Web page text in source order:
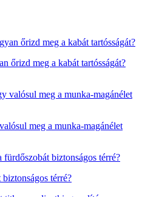
őrizd meg a kabát tartósságát?
meg a munka-magánélet
térré?